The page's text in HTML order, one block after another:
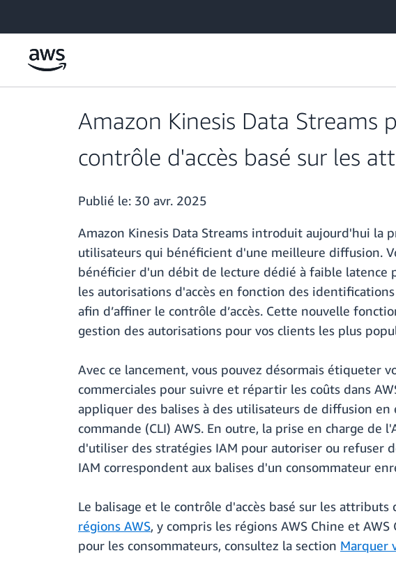
Amazon Kinesis Data Streams
contrôle d'accès basé sur les
Publié le: 30 avr. 2025
Amazon Kinesis Data Streams introduit aujourd'hui la
utilisateurs qui bénéficient d'une meilleure diffusion.
bénéficier d'un débit de lecture dédié à faible latence
les autorisations d'accès en fonction des
afin d’affiner le contrôle d’accès. Cette nouvelle
gestion des autorisations pour vos clients les plus
Avec ce lancement, vous pouvez désormais étiqueter
commerciales pour suivre et répartir les coûts dans
appliquer des balises à des utilisateurs de diffusion
commande (CLI) AWS. En outre, la prise en charge
d'utiliser des stratégies IAM pour autoriser ou refuser
IAM correspondent aux balises d'un consommateur
Le balisage et le contrôle d'accès basé sur les
régions AWS, y compris les régions AWS Chine et
pour les consommateurs, consultez la section Marquer